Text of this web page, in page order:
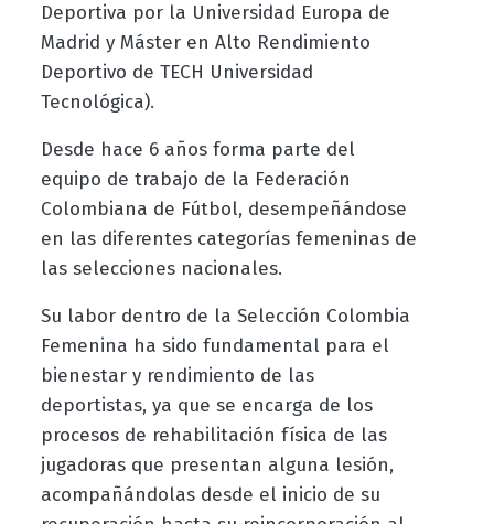
Deportiva por la Universidad Europa de
Madrid y Máster en Alto Rendimiento
Deportivo de TECH Universidad
Tecnológica).
Desde hace 6 años forma parte del
equipo de trabajo de la Federación
Colombiana de Fútbol, desempeñándose
en las diferentes categorías femeninas de
las selecciones nacionales.
Su labor dentro de la Selección Colombia
Femenina ha sido fundamental para el
bienestar y rendimiento de las
deportistas, ya que se encarga de los
procesos de rehabilitación física de las
jugadoras que presentan alguna lesión,
acompañándolas desde el inicio de su